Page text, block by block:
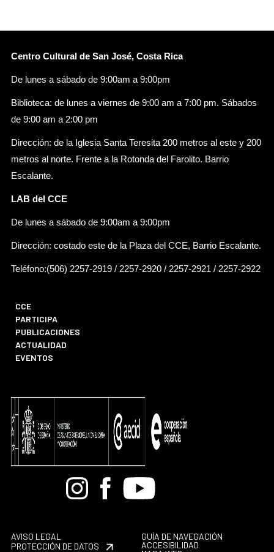
Centro Cultural de San José, Costa Rica
De lunes a sábado de 9:00am a 9:00pm
Biblioteca: de lunes a viernes de 9:00 am a 7:00 pm. Sábados
de 9:00 am a 2:00 pm
Dirección: de la Iglesia Santa Teresita 200 metros al este y 200
metros al norte. Frente a la Rotonda del Farolito. Barrio
Escalante.
LAB del CCE
De lunes a sábado de 9:00am a 9:00pm
Dirección: costado este de la Plaza del CCE, Barrio Escalante.
Teléfono:(506) 2257-2919 / 2257-2920 / 2257-2921 / 2257-2922
CCE
PARTICIPA
PUBLICACIONES
ACTUALIDAD
EVENTOS
BandcampInstagramFacebook
Youtube
AVISO LEGAL
PROTECCIÓN DE DATOS
GUÍA DE NAVEGACIÓN
ACCESIBILIDAD